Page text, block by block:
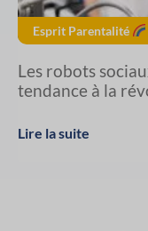
Esprit Parentalité
Les robots
tendance à la
Lire la suite